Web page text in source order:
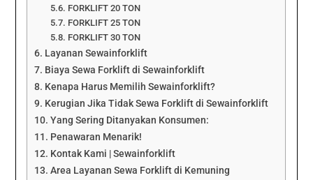
FORKLIFT 20 TON
FORKLIFT 25 TON
FORKLIFT 30 TON
Layanan Sewainforklift
Biaya Sewa Forklift di Sewainforklift
Kenapa Harus Memilih Sewainforklift?
Kerugian Jika Tidak Sewa Forklift di Sewainforklift
Yang Sering Ditanyakan Konsumen:
Penawaran Menarik!
Kontak Kami | Sewainforklift
Area Layanan Sewa Forklift di Kemuning